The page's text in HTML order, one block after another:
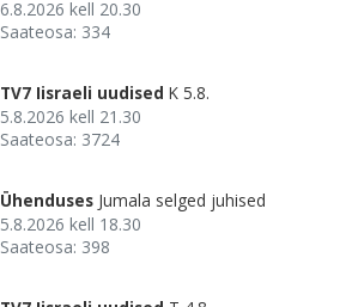
6.8.2026 kell 20.30
Saateosa: 334
TV7 Iisraeli uudised K 5.8.
5.8.2026 kell 21.30
Saateosa: 3724
Ühenduses Jumala selged juhised
5.8.2026 kell 18.30
Saateosa: 398